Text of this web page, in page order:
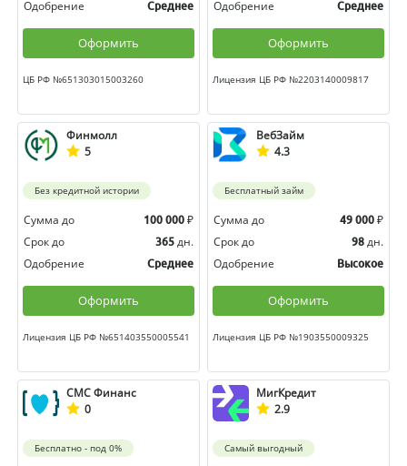
Одобрение
Среднее
Оформить
ЦБ РФ №651303015003260
Одобрение
Среднее
Оформить
Лицензия ЦБ РФ №2203140009817
Финмолл
5
Без кредитной истории
Сумма до 100 000 ₽
Срок до
365 дн.
Одобрение
Среднее
Оформить
Лицензия ЦБ РФ №651403550005541
ВебЗайм
4.3
Бесплатный займ
Сумма до 49 000 ₽
Срок до
98 дн.
Одобрение
Высокое
Оформить
Лицензия ЦБ РФ №1903550009325
СМС Финанс
0
Бесплатно - под 0%
МигКредит
2.9
Самый выгодный